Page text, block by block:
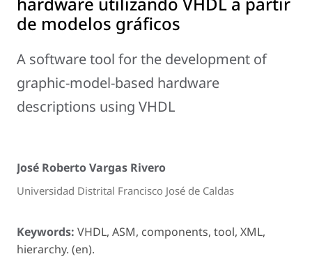
de modelos gráficos
A software tool for the development of
graphic-model-based hardware
descriptions using VHDL
José Roberto Vargas Rivero
Universidad Distrital Francisco José de Caldas
Keywords: VHDL, ASM, components, tool, XML,
hierarchy. (en).